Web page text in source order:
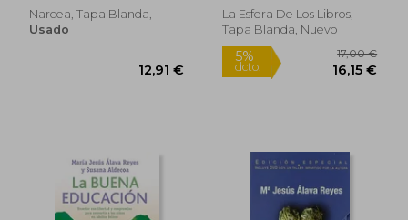
dcto.
Narcea, Tapa Blanda,
Usado
La Esfera De Los Libros,
Tapa Blanda, Nuevo